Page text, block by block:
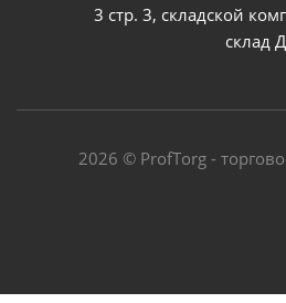
3 стр. 3, складской
склад
2026 © ProfTorg -